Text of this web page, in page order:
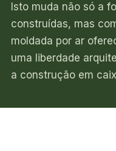
Isto muda não só a
construídas, mas
moldada por ar
uma liberdade
a construção em